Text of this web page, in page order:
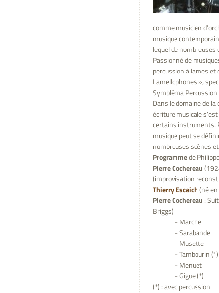
comme musicien
musique
lequel de
Passionné de
percussion à lames et
Lamellophones »,
Symblêma Percussion
Dans le domaine de
écriture musicale
certains instruments.
musique peut se
nombreuses scènes
Programmede
Pierre Cochereau
(improvisation
ThierryEscaich(né
Pierre Cochereau :
Briggs)
- Marche
- Sarabande
- Musette
- Tambourin (*)
- Menuet
- Gigue (*)
(*) : avec percussion